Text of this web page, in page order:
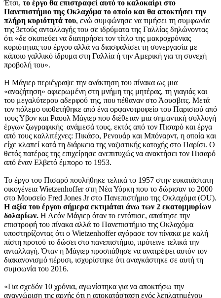
Έτσι, το έργο θα επιστραφεί αυτό το καλοκαίρι στο
Πανεπιστήμιο της Οκλαχόμα το οποίο και θα αποκτήσει την
πλήρη κυριότητά του, ενώ συμφώνησε να τιμήσει τη συμφωνία
της 3ετούς ανταλλαγής του σε ιδρύματα της Γαλλίας δηλώνοντας
ότι «δε σκοπεύει να διατηρήσει τον τίτλο της μακροχρόνιας
κυριότητας του έργου αλλά να διασφαλίσει τη συνεργασία με
κάποιο γαλλικό ίδρυμα στη Γαλλία ή την Αμερική για τη συνεχή
προβολή του».
Η Μάγιερ περιέγραψε την ανάκτηση του πίνακα ως μια
«αναζήτηση» αφιερωμένη στη μνήμη της μητέρας, τη γιαγιάς και
του μεγαλύτερου αδερφού της, που πέθαναν στο Άουσβιτς. Μετά
τον πόλεμο υιοθετήθηκε από ένα ορφανοτροφείο του Παρισιού από
τους Υβον και Ραουλ Μάγιερ που διέθεταν μια σημαντική συλλογή
έργων ζωγραφικής ανάμεσά τους, εκτός από τον Πισαρό και έργα
από τους καλλιτέχνες: Πικάσο, Ρενουάρ και Μπόναρντ, η οποία και
είχε κλαπεί κατά τη διάρκεια της ναζιστικής κατοχής στο Παρίσι. Ο
θετός πατέρας της επιχείρησε ανεπιτυχώς να ανακτήσει τον Πισαρό
από έναν Ελβετό έμπορο το 1953.
Το έργο του Πισαρό πουλήθηκε τελικά το 1957 στην ευκατάστατη
οικογένεια Wietzenhoffer στη Νέα Υόρκη που το δώρισαν το 2000
στο Μουσείο Fred Jones Jr στο Πανεπιστήμιο της Οκλαχόμα (OU).
Η αξία του έργου σήμερα εκτιμάται άνω των 2 εκατομμυρίων
δολαρίων. Η Λεόν Μάγιερ όταν το εντόπισε, απαίτησε την
επιστροφή του πίνακα αλλά το Πανεπιστήμιο της Οκλαχόμα
υποστηρίζοντας ότι ο Wietzenhoffer αγόρασε τον πίνακα με καλή
πίστη προτού το δώσει στο πανεπιστήμιο, πρότεινε τελικά την
ανταλλαγή. Όταν η Μάγιερ προσπάθησε να ανατρέψει αυτόν τον
διακανονισμό πέρυσι, ισχυρίστηκε ότι αναγκάστηκε σε αυτή τη
συμφωνία του 2016.
«Για σχεδόν 10 χρόνια, αγωνίστηκα για να αποκτήσω την
αναγνώριση της αρχής ότι η αποκατάσταση ενός λεηλατημένου